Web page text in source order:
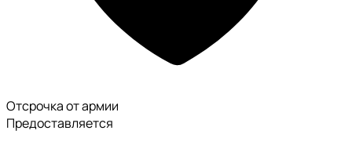
Отсрочка от армии
Предоставляется